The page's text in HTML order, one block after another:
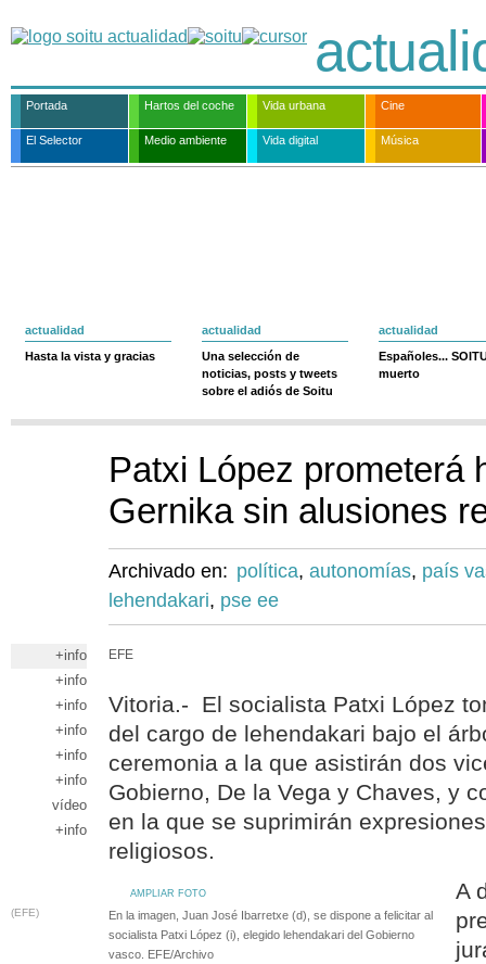
Portada Hartos del coche Vida urbana Cine
El Selector Medio ambiente Vida digital Música
actualidad
Hasta la vista y gracias
actualidad
Una selección de
noticias, posts y tweets
sobre el adiós de Soitu
actualidad
Españoles...
muerto
Patxi López prometerá
Gernika sin alusiones
Archivado en: política, autonomías, país
lehendakari, pse ee
+info
+info
+info
+info
+info
+info
vídeo
+info
EFE
Vitoria.- El socialista Patxi López
del cargo de lehendakari bajo el
ceremonia a la que asistirán dos
Gobierno, De la Vega y Chaves, y
en la que se suprimirán
religiosos.
AMPLIAR FOTO
(EFE)
En la imagen, Juan José Ibarretxe (d), se dispone a felicitar al
socialista Patxi López (i), elegido lehendakari del Gobierno
vasco. EFE/Archivo
A